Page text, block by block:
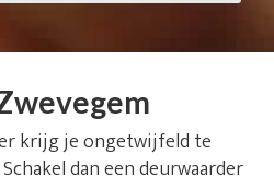
krijg je ongetwijfeld te
dan een deurwaarder